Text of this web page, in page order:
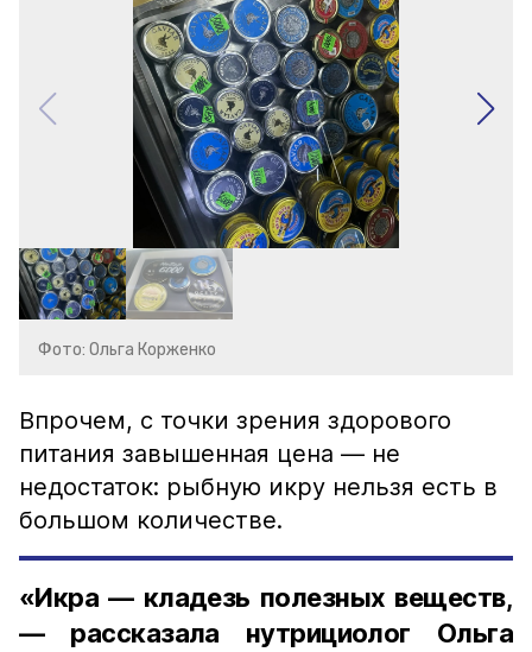
Фото: Ольга Корженко
Впрочем, с точки зрения здорового
питания завышенная цена — не
недостаток: рыбную икру нельзя есть в
большом количестве.
«Икра — кладезь полезных веществ,
— рассказала нутрициолог Ольга